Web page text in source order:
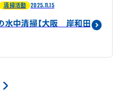
清掃活動 2025.11.15
水中清掃【大阪 岸和田